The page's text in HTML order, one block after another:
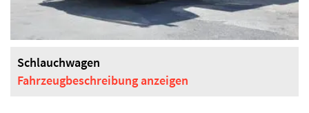
Schlauchwagen
Fahrzeugbeschreibung anzeigen